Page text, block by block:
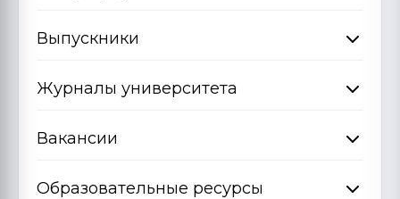
Выпускники
Журналы университета
Вакансии
Образовательные ресурсы